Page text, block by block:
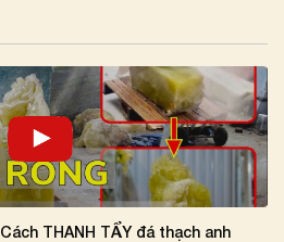
Cách THANH TẨY đá thạch anh